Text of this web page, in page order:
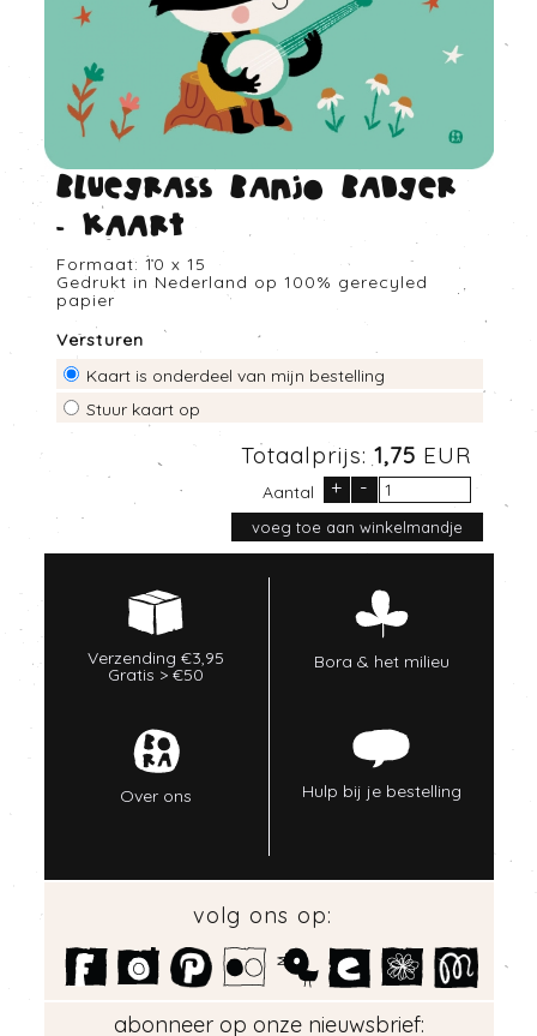
Bluegrass banjo badger
- Kaart
Formaat: 10 x 15
Gedrukt in Nederland op 100% gerecyled
papier
Versturen
Kaart is onderdeel van mijn bestelling
Stuur kaart op
Totaalprijs: 1,75 EUR
Aantal + -
Verzending €3,95
Gratis > €50
Bora & het milieu
Over ons Hulp bij je bestelling
volg ons op:
abonneer op onze nieuwsbrief: